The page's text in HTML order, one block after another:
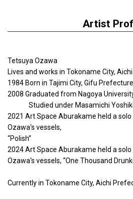
Artist
Tetsuya Ozawa
Lives and works in Tokoname City,
1984 Born in Tajimi City, Gifu Prefecture
2008 Graduated from Nagoya
Studied under Masamichi
2021 Art Space Aburakame held a
Ozawa's vessels,
“Polish”
2024 Art Space Aburakame held a
Ozawa's vessels, “One Thousand
Currently in Tokoname City, Aichi